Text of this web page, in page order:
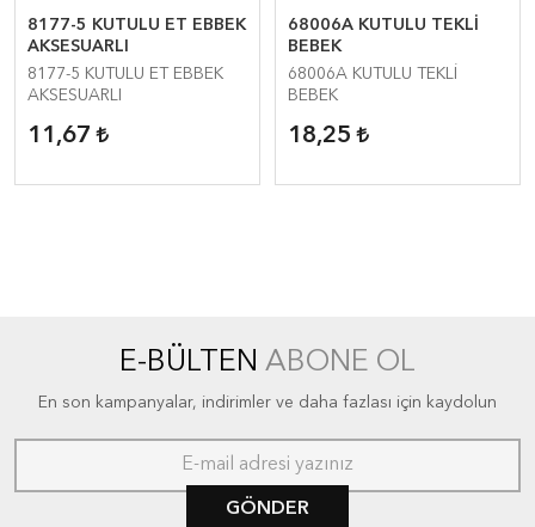
8177-5 KUTULU ET EBBEK
AKSESUARLI
8177-5 KUTULU ET EBBEK
AKSESUARLI
11,67
68006A KUTULU TEKLİ
BEBEK
68006A KUTULU TEKLİ
BEBEK
18,25
E-BÜLTEN ABONE OL
En son kampanyalar, indirimler ve daha fazlası için kaydolun
GÖNDER